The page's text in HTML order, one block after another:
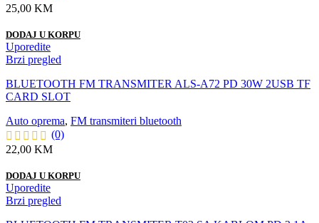
25,00 KM
DODAJ U KORPU
Uporedite
Brzi pregled
BLUETOOTH FM TRANSMITER ALS-A72 PD 30W 2USB TF
CARD SLOT
Auto oprema, FM transmiteri bluetooth
(0)
22,00 KM
DODAJ U KORPU
Uporedite
Brzi pregled